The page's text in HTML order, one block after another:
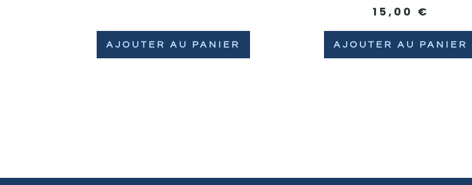
AJOUTER AU PANIER
15,00 €
AJOUTER AU PANIER